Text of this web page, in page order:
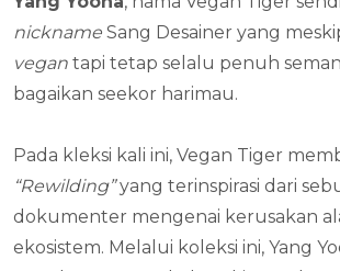
nickname Sang Desainer yang
vegan tapi tetap selalu penuh
bagaikan seekor harimau.
Pada kleksi kali ini, Vegan Tiger
“Rewilding”yang terinspirasi dari
dokumenter mengenai kerusakan
ekosistem. Melalui koleksi ini, Yang